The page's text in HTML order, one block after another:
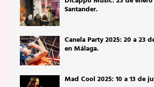
Santander.
Canela Party 2025: 20 a 23
en Málaga.
Mad Cool 2025: 10 a 13 de